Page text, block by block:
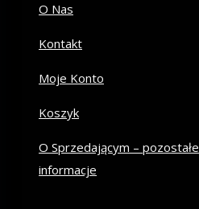
O Nas
Kontakt
Moje Konto
Koszyk
O Sprzedającym – pozostałe
informacje